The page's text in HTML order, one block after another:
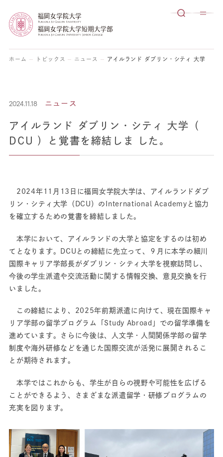
ホーム トピックス ニュース アイルランド ダブリン・シティ 大学（
2024.11.18 ニュース
アイルランド ダブリン・シティ 大学（
DCU ）と覚書を締結しま した。
2024年11月13日に福岡女学院大学は、アイルランドダブ
リン・シティ大学（DCU）のInternational Academyと協力
を確立するための覚書を締結しました。
本学において、アイルランドの大学と協定をするのは初め
てとなります。DCUとの締結に先立って、９月に本学の細川
国際キャリア学部長がダブリン・シティ大学を視察訪問し、
今後の学生派遣や交流活動に関する情報交換、意見交換を行
いました。
この締結により、2025年前期派遣に向けて、現在国際キャ
リア学部の留学プログラム「Study Abroad」での留学準備を
進めています。さらに今後は、人文学・人間関係学部の留学
制度や海外研修などを通じた国際交流が活発に展開されるこ
とが期待されます。
本学ではこれからも、学生が自らの視野や可能性を広げる
ことができるよう、さまざまな派遣留学・研修プログラムの
充実を図ります。